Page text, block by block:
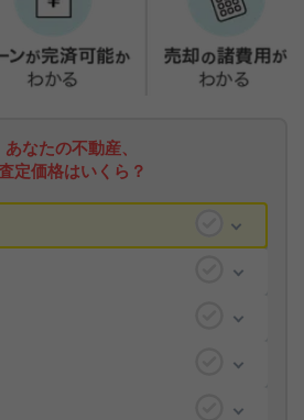
あなたの不動産、
定価格はいくら？